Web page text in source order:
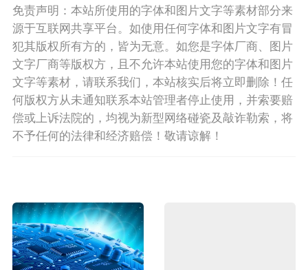
免责声明：本站所使用的字体和图片文字等素材部分来
源于互联网共享平台。如使用任何字体和图片文字有冒
犯其版权所有方的，皆为无意。如您是字体厂商、图片
文字厂商等版权方，且不允许本站使用您的字体和图片
文字等素材，请联系我们，本站核实后将立即删除！任
何版权方从未通知联系本站管理者停止使用，并索要赔
偿或上诉法院的，均视为新型网络碰瓷及敲诈勒索，将
不予任何的法律和经济赔偿！敬请谅解！